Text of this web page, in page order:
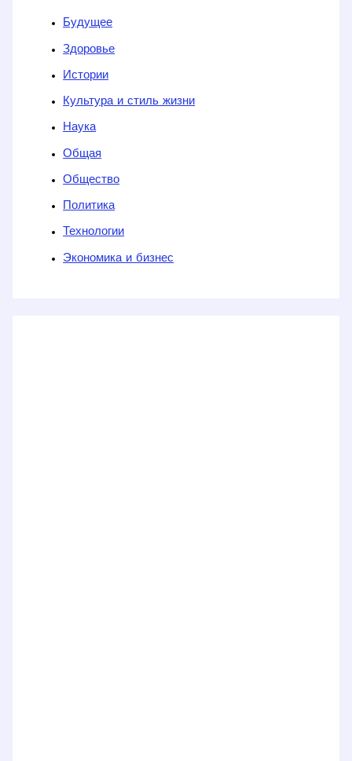
Будущее
Здоровье
Истории
Культура и стиль жизни
Наука
Общая
Общество
Политика
Технологии
Экономика и бизнес